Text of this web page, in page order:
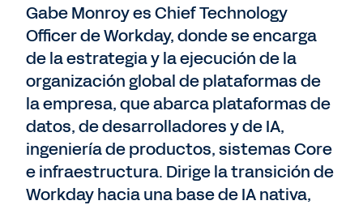
Gabe Monroy es Chief Technology
Officer de Workday, donde se encarga
de la estrategia y la ejecución de la
organización global de plataformas de
la empresa, que abarca plataformas de
datos, de desarrolladores y de IA,
ingeniería de productos, sistemas Core
e infraestructura. Dirige la transición de
Workday hacia una base de IA nativa,